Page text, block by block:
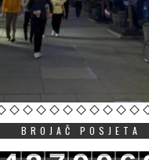
BROJAČ POSJETA